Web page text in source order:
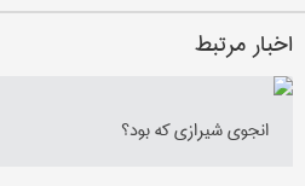
اخبار مرتبط
انجوی شیرازی که بود؟